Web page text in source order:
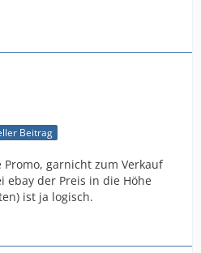
Beitrag
Promo, garnicht zum Verkauf
ebay der Preis in die Höhe
ist ja logisch.